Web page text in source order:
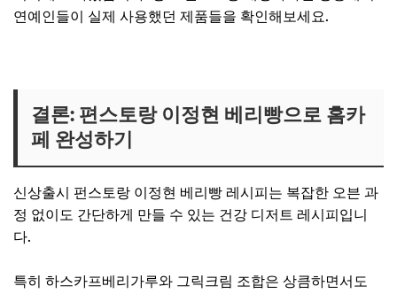
연예인들이 실제 사용했던 제품들을 확인해보세요.
결론: 편스토랑 이정현 베리빵으로 홈카
페 완성하기
신상출시 펀스토랑 이정현 베리빵 레시피는 복잡한 오븐 과
정 없이도 간단하게 만들 수 있는 건강 디저트 레시피입니
다.
특히 하스카프베리가루와 그릭크림 조합은 상큼하면서도